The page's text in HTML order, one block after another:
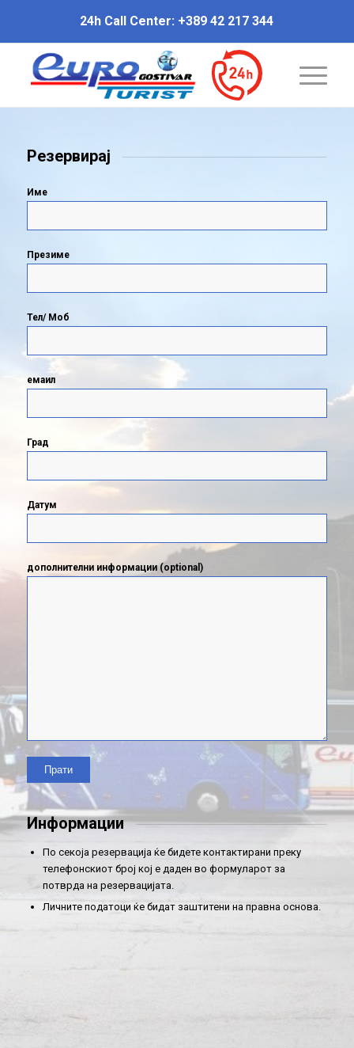
24h Call Center: +389 42 217 344
Резервирај
Име
Презиме
Тел/ Моб
емаил
Град
Датум
дополнителни информации (optional)
Информации
По секоја резервација ќе бидете контактирани преку
телефонскиот број кој е даден во формуларот за
потврда на резервацијата.
Личните податоци ќе бидат заштитени на правна основа.